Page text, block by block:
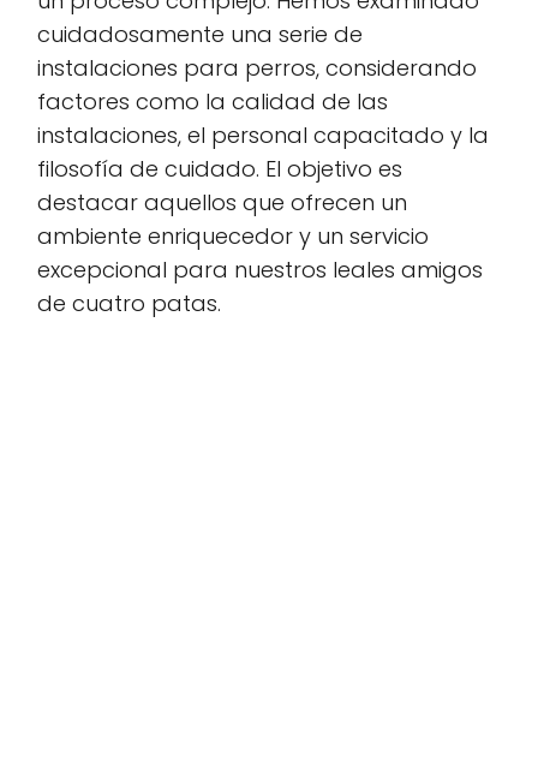
cuidadosamente una serie de
instalaciones para perros, considerando
factores como la calidad de las
instalaciones, el personal capacitado y la
filosofía de cuidado. El objetivo es
destacar aquellos que ofrecen un
ambiente enriquecedor y un servicio
excepcional para nuestros leales amigos
de cuatro patas.